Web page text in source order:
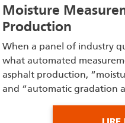
Moisture
Production
When a panel of industry
what automated
asphalt production,
and “automatic gradation